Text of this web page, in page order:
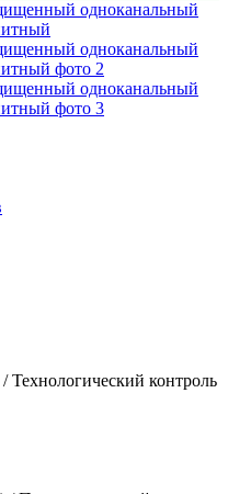
Технологический контроль